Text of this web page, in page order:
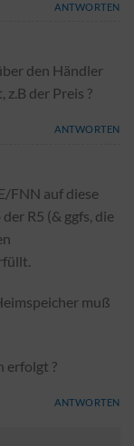
ANTWORTEN
den Händler
der Preis ?
ANTWORTEN
FNN auf diese
R5 (& ggfs, die
muß
erfolgt ?
ANTWORTEN